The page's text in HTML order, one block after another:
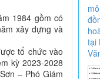
1984 gồm có
xây dựng và
tổ chức vào
kỳ 2023-2028
– Phó Giám
tại